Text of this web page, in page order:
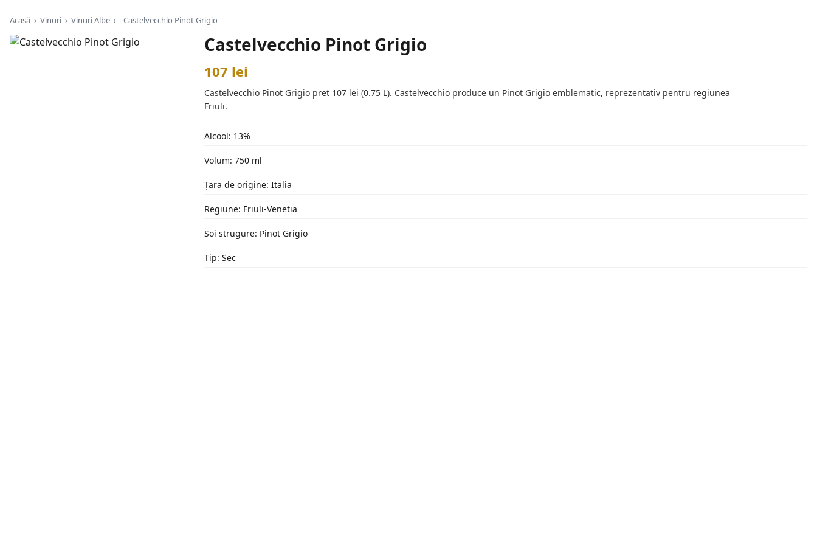
Acasă › Vinuri › Vinuri Albe › Castelvecchio Pinot Grigio
Castelvecchio Pinot Grigio
107 lei
Castelvecchio Pinot Grigio pret 107 lei (0.75 L). Castelvecchio produce un Pinot Grigio emblematic, reprezentativ pentru regiunea
Friuli.
Alcool: 13%
Volum: 750 ml
Țara de origine: Italia
Regiune: Friuli-Venetia
Soi strugure: Pinot Grigio
Tip: Sec